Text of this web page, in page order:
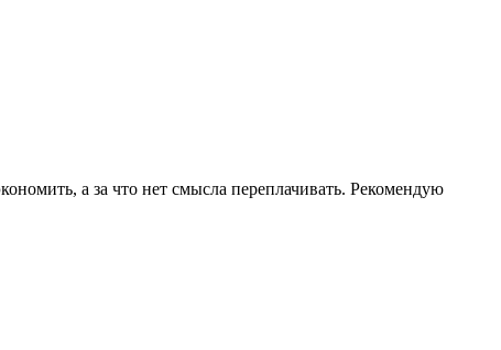
а за что нет смысла переплачивать. Рекомендую